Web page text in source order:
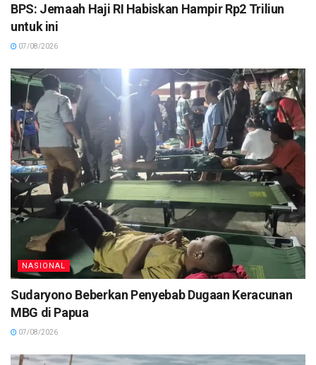
BPS: Jemaah Haji RI Habiskan Hampir Rp2 Triliun
untuk ini
07/08/2026
NASIONAL
Sudaryono Beberkan Penyebab Dugaan Keracunan
MBG di Papua
07/08/2026